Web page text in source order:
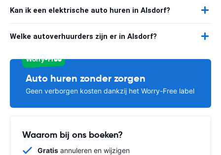
Kan ik een elektrische auto huren in Alsdorf?
Welke autoverhuurders zijn er in Alsdorf?
Worry-Free
Auto huren zonder zorgen
Geen verborgen kosten dankzij het Worry-Free label
Waarom bij ons boeken?
Gratis annuleren en wijzigen